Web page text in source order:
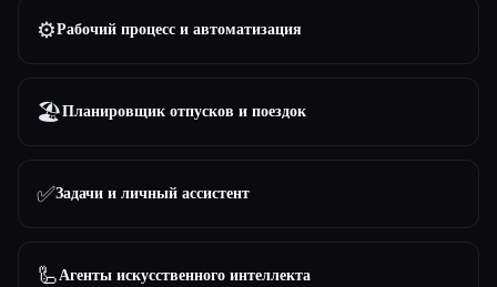
⚙️Рабочий процесс и автоматизация
🏖Планировщик отпусков и поездок
✅Задачи и личный ассистент
🦾Агенты искусственного интеллекта